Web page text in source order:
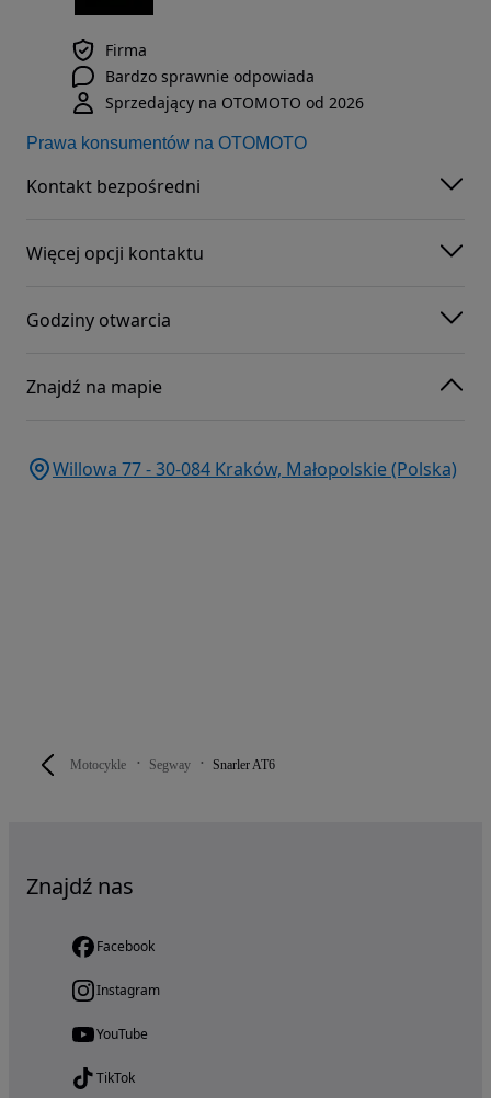
Motocykle Segway Snarler AT6
Firma
Bardzo sprawnie odpowiada
Sprzedający na OTOMOTO od 2026
Prawa konsumentów na OTOMOTO
Kontakt bezpośredni
Więcej opcji kontaktu
Godziny otwarcia
Znajdź na mapie
Willowa 77 - 30-084 Kraków, Małopolskie (Polska)
Znajdź nas
Facebook
Instagram
YouTube
TikTok